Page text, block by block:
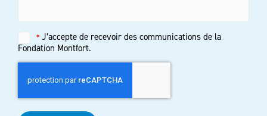
Untitled*
* J’accepte de recevoir des communications de la
Fondation Montfort.